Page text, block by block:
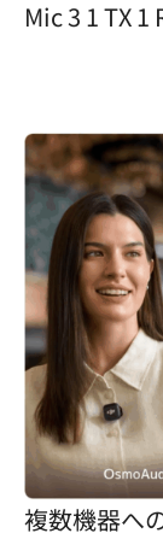
Mic 3 1 TX
複数機器へ